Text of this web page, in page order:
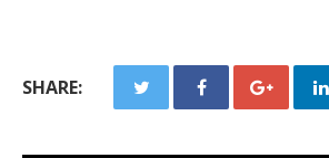
SHARE: